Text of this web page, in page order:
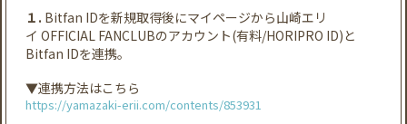
１. Bitfan IDを新規取得後にマイページから山崎エリ
イ OFFICIAL FANCLUBのアカウント(有料/HORIPRO ID)と
Bitfan IDを連携。
▼連携方法はこちら
https://yamazaki-erii.com/contents/853931